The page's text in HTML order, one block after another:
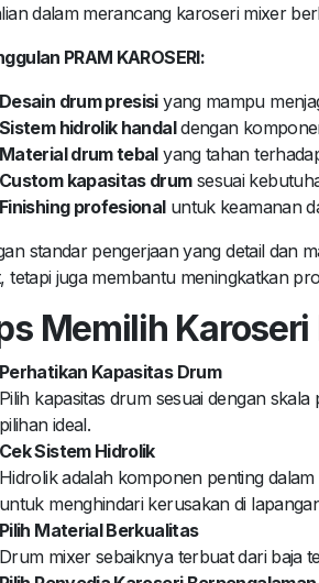
dalam merancang karoseri mixer
PRAM KAROSERI:
Desain drum presisiyang mampu
Sistem hidrolik handaldengan
Material drum tebalyang tahan
Custom kapasitas drumsesuai
Finishing profesionaluntuk keamanan
standar pengerjaan yang detail dan
tetapi juga membantu meningkatkan
Memilih
Perhatikan Kapasitas Drum
Pilih kapasitas drum sesuai dengan
pilihan ideal.
Cek Sistem Hidrolik
Hidrolik adalah komponen penting
untuk menghindari kerusakan di
Pilih Material Berkualitas
Drum mixer sebaiknya terbuat dari baja